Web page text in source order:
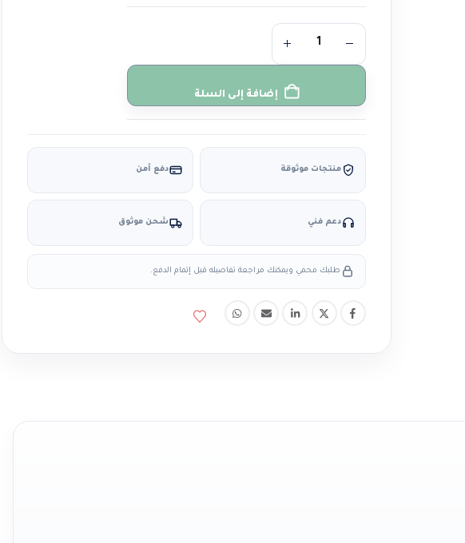
إضافة إلى السلة
منتجات موثوقة دفع آمن
دعم فني شحن موثوق
طلبك محمي ويمكنك مراجعة تفاصيله قبل إتمام الدفع.